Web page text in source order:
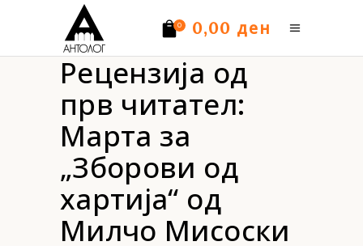
0 0,00 ден
Нема производи.
Рецензија од
прв читател:
Марта за
„Зборови од
хартија“ од
Милчо Мисоски